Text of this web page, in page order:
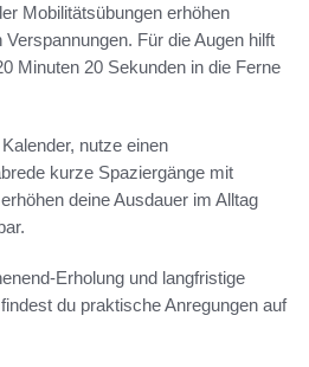
Mobilitätsübungen erhöhen
Für die Augen hilft
Minuten 20 Sekunden in die Ferne
nutze einen
kurze Spaziergänge mit
deine Ausdauer im Alltag
Erholung und langfristige
du praktische Anregungen auf